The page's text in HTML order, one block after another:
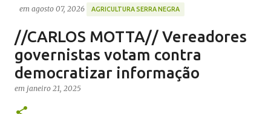
em agosto 07, 2026 AGRICULTURA SERRA NEGRA
NOTÍCIAS SERRA NEGRA
0
//CARLOS MOTTA// Vereadores
governistas votam contra
democratizar informação
em janeiro 21, 2025